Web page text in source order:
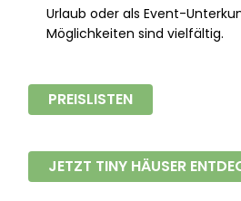
Urlaub oder als Event-
Möglichkeiten sind vielfältig.
PREISLISTEN
JETZT TINY HÄUSER